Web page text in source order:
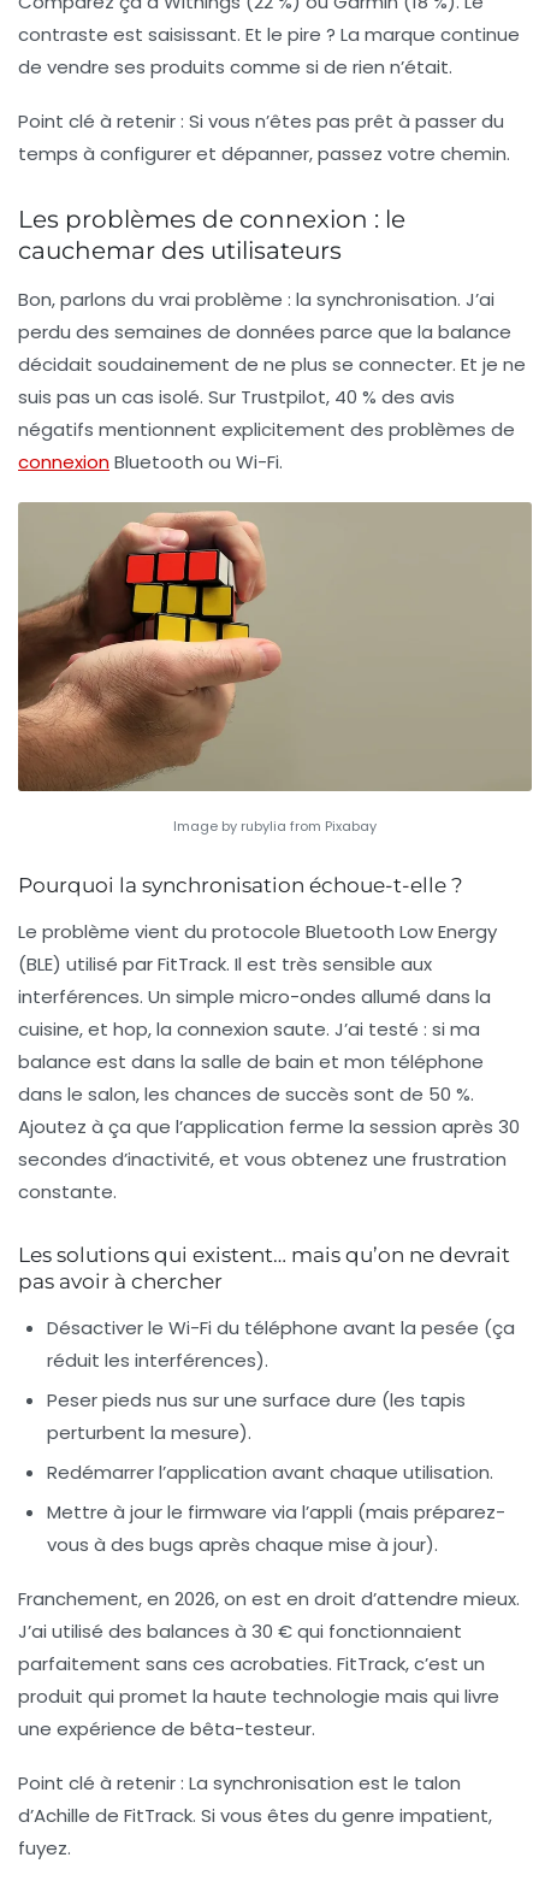
contraste est saisissant. Et le pire ? La marque continue
de vendre ses produits comme si de rien n’était.
Point clé à retenir : Si vous n’êtes pas prêt à passer du
temps à configurer et dépanner, passez votre chemin.
Les problèmes de connexion : le
cauchemar des utilisateurs
Bon, parlons du vrai problème : la synchronisation. J’ai
perdu des semaines de données parce que la balance
décidait soudainement de ne plus se connecter. Et je ne
suis pas un cas isolé. Sur Trustpilot, 40 % des avis
négatifs mentionnent explicitement des problèmes de
connexionBluetooth ou Wi-Fi.
Image by rubylia from Pixabay
Pourquoi la synchronisation échoue-t-elle ?
Le problème vient du protocole Bluetooth Low Energy
(BLE) utilisé par FitTrack. Il est très sensible aux
interférences. Un simple micro-ondes allumé dans la
cuisine, et hop, la connexion saute. J’ai testé : si ma
balance est dans la salle de bain et mon téléphone
dans le salon, les chances de succès sont de 50 %.
Ajoutez à ça que l’application ferme la session après 30
secondes d’inactivité, et vous obtenez une frustration
constante.
Les solutions qui existent… mais qu’on ne devrait
pas avoir à chercher
Désactiver le Wi-Fi du téléphone avant la pesée (ça
réduit les interférences).
Peser pieds nus sur une surface dure (les tapis
perturbent la mesure).
Redémarrer l’application avant chaque utilisation.
Mettre à jour le firmware via l’appli (mais préparez-
vous à des bugs après chaque mise à jour).
Franchement, en 2026, on est en droit d’attendre mieux.
J’ai utilisé des balances à 30 € qui fonctionnaient
parfaitement sans ces acrobaties. FitTrack, c’est un
produit qui promet la haute technologie mais qui livre
une expérience de bêta-testeur.
Point clé à retenir : La synchronisation est le talon
d’Achille de FitTrack. Si vous êtes du genre impatient,
fuyez.